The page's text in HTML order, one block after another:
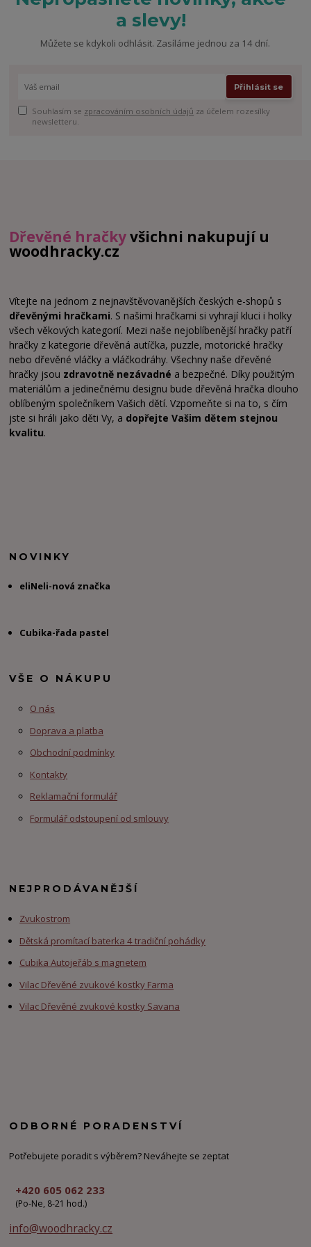
a slevy!
Můžete se kdykoli odhlásit. Zasíláme jednou za 14 dní.
Přihlásit se
Souhlasím se zpracováním osobních údajů za účelem rozesílky
newsletteru.
Dřevěné hračkyvšichni nakupují u
woodhracky.cz
Vítejte na jednom z nejnavštěvovanějších českých e-shopů s
dřevěnými hračkami. S našimi hračkami si vyhrají kluci i holky
všech věkových kategorií. Mezi naše nejoblíbenější hračky patří
hračky z kategorie dřevěná autíčka, puzzle, motorické hračky
nebo dřevěné vláčky a vláčkodráhy. Všechny naše dřevěné
hračky jsou zdravotně nezávadné a bezpečné. Díky použitým
materiálům a jedinečnému designu bude dřevěná hračka dlouho
oblíbeným společníkem Vašich dětí. Vzpomeňte si na to, s čím
jste si hráli jako děti Vy, a dopřejte Vašim dětem stejnou
kvalitu.
NOVINKY
eliNeli-nová značka
Cubika-řada pastel
VŠE O NÁKUPU
O nás
Doprava a platba
Obchodní podmínky
Kontakty
Reklamační formulář
Formulář odstoupení od smlouvy
NEJPRODÁVANĚJŠÍ
Zvukostrom
Dětská promítací baterka 4 tradiční pohádky
Cubika Autojeřáb s magnetem
Vilac Dřevěné zvukové kostky Farma
Vilac Dřevěné zvukové kostky Savana
ODBORNÉ PORADENSTVÍ
Potřebujete poradit s výběrem? Neváhejte se zeptat
+420 605 062 233
(Po-Ne, 8-21 hod.)
info@woodhracky.cz